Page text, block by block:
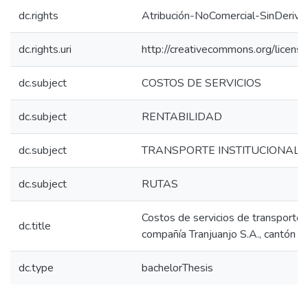
dc.rights Atribución-NoComercial-
dc.rights.uri http://creativecommons.org/
dc.subject COSTOS DE SERVICIOS
dc.subject RENTABILIDAD
dc.subject TRANSPORTE INSTITUCIONAL
dc.subject RUTAS
dc.title
Costos de servicios de transporte
compañía Tranjuanjo S.A., cantón
dc.type bachelorThesis